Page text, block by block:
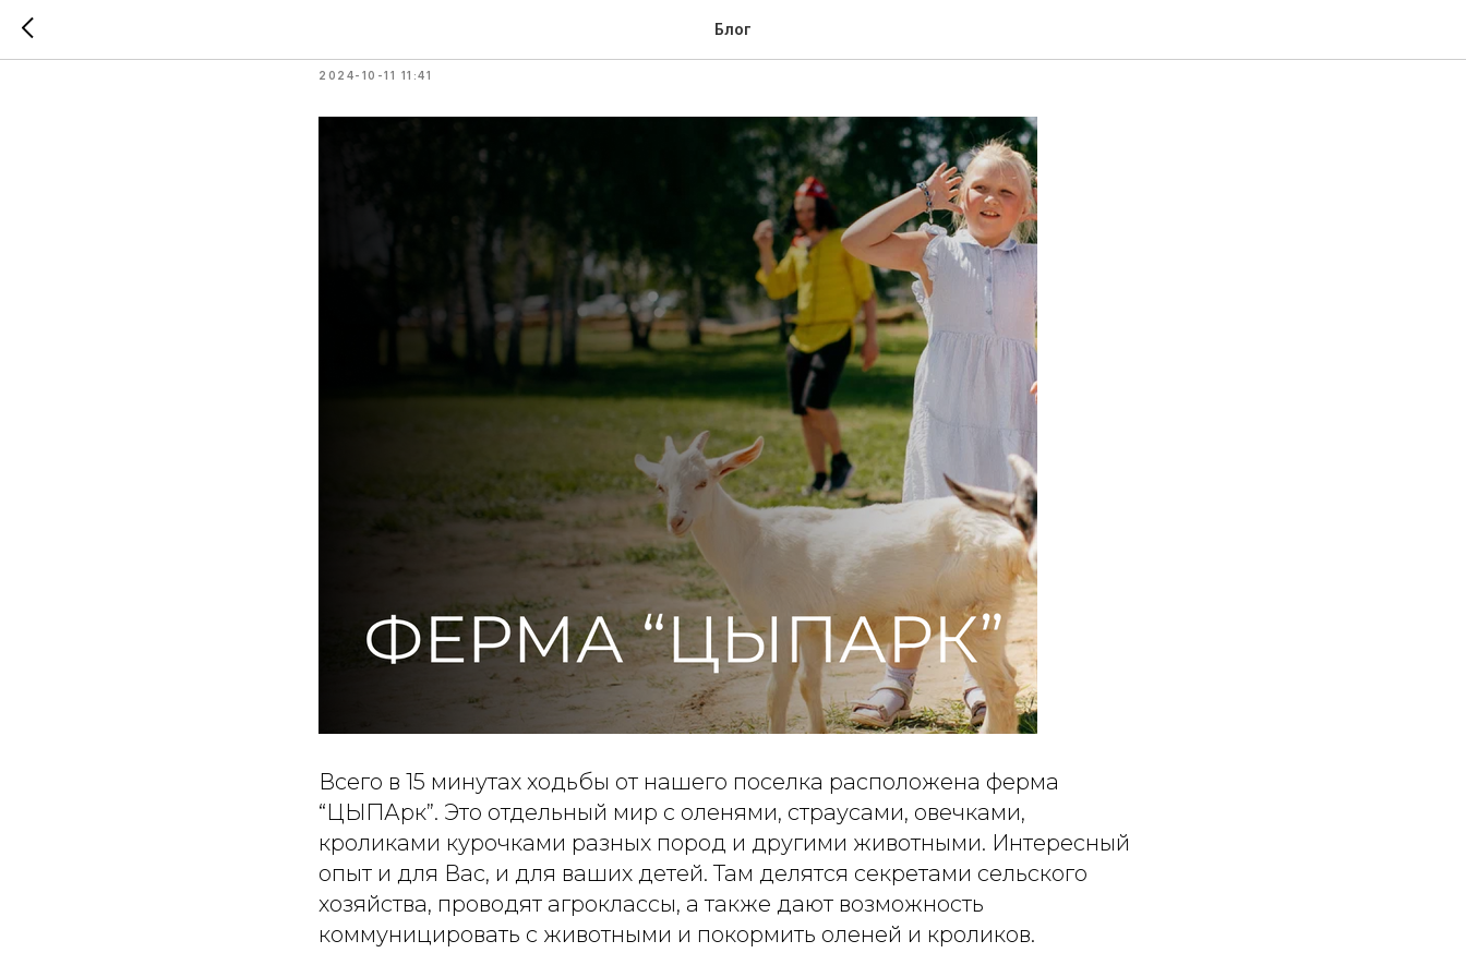
Блог
2024-10-11 11:41
Всего в 15 минутах ходьбы от нашего поселка расположена ферма
“ЦЫПАрк”. Это отдельный мир с оленями, страусами, овечками,
кроликами курочками разных пород и другими животными. Интересный
опыт и для Вас, и для ваших детей. Там делятся секретами сельского
хозяйства, проводят агроклассы, а также дают возможность
коммуницировать с животными и покормить оленей и кроликов.